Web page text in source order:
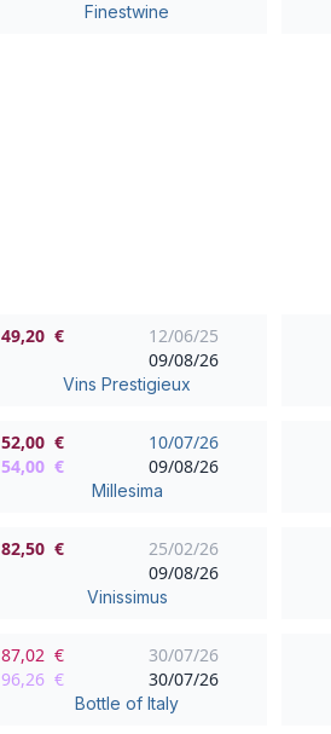
Finestwine
49,20 €
12/06/25
09/08/26
Vins Prestigieux
52,00 €
54,00 €
10/07/26
09/08/26
Millesima
82,50 €
25/02/26
09/08/26
Vinissimus
87,02 €
96,26 €
30/07/26
30/07/26
Bottle of Italy